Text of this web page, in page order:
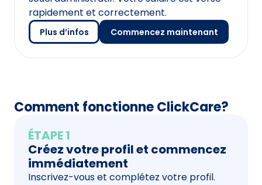
rapidement et correctement.
Plus d’infos Commencez maintenant
Comment fonctionne ClickCare?
ÉTAPE 1
Créez votre profil et commencez
immédiatement
Inscrivez-vous et complétez votre profil.